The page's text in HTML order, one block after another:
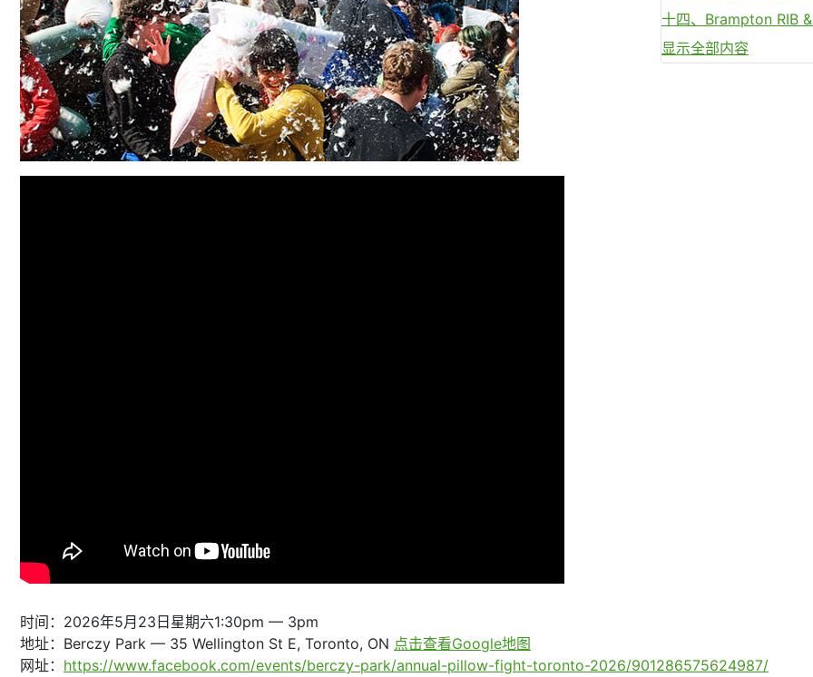
十四、Brampton RIB
显示全部内容
时间：2026年5月23日星期六1:30pm — 3pm
地址：Berczy Park — 35 Wellington St E, Toronto, ON 点击查看Google地图
网址： https://www.facebook.com/events/berczy-park/annual-pillow-fight-toronto-2026/901286575624987/